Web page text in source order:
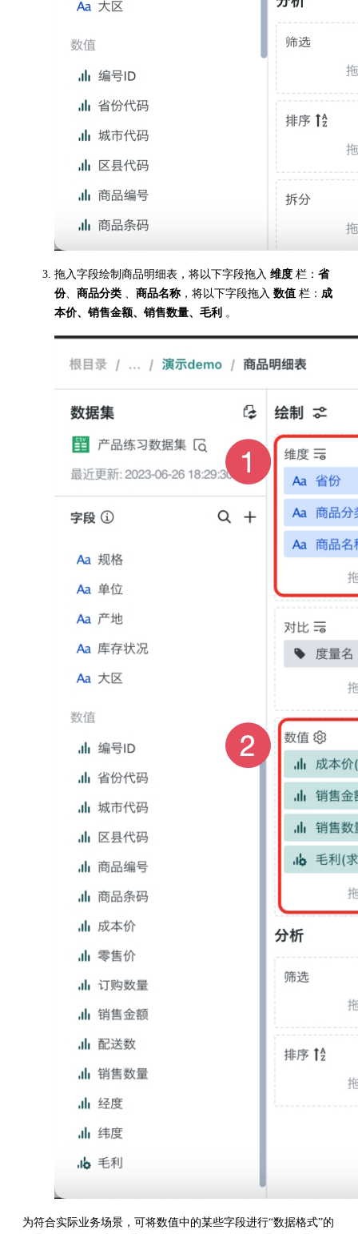
拖入字段绘制商品明细表，将以下字段拖入 维度 栏： 省
份、 商品分类 商品名称 ，将以下字段拖入 数值 栏： 成
本价、销售金额、销售数量、毛利 。
为符合实际业务场景，可将数值中的某些字段进行“数据格式”的